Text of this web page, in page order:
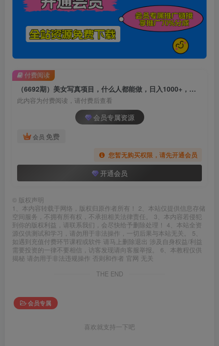
（6692期）美女写真项目，什么人都能做，日入1000+，附美女免费素材
此内容为付费阅读，请付费后查看
会员专属资源
会员 免费
您暂无购买权限，请先开通会员
开通会员
付费阅读
© 版权声明
1、本内容转载于网络，版权归原作者所有！ 2、本站仅提供信息存储
空间服务，不拥有所有权，不承担相关法律责任。 3、本内容若侵犯
到你的版权利益，请联系我们，会尽快给予删除处理！ 4、本站全资
源仅供测试和学习，请勿用于非法操作，一切后果与本站无关。 5、
如遇到充值付费环节课程或软件 请马上删除退出 涉及自身权益/利益
需要投资的一律不要相信，访客发现请向客服举报。 6、本教程仅供
揭秘 请勿用于非法违规操作 否则和作者 官网 无关
THE END
会员专属
喜欢就支持一下吧